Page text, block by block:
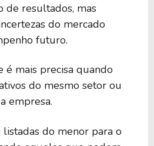
de resultados, mas
do mercado
futuro.
é mais precisa quando
do mesmo setor ou
empresa.
listadas do menor para o